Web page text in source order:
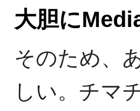
大胆に
そのため、
しい。チマ